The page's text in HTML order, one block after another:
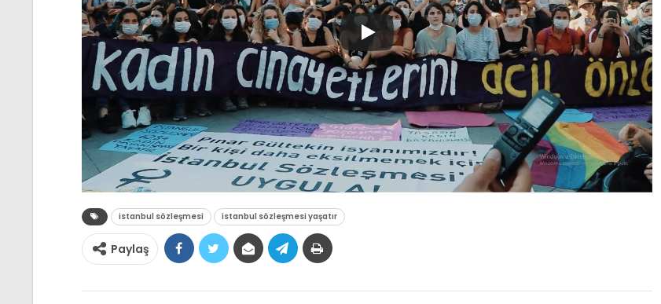
istanbul sözleşmesi istanbul sözleşmesi yaşatır
Paylaş